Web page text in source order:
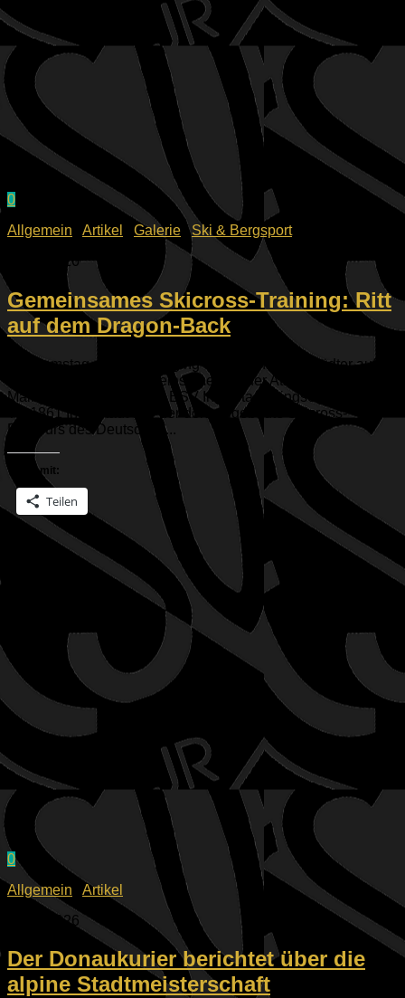
0
Allgemein
Artikel Galerie /Ski & Bergsport
13.04.2026
Gemeinsames Skicross-Training: Ritt
auf dem Dragon-Back
Am Samstag, 11.04.2026 ging es für zehn Ingolstädter auf
die Zugspitze. Das gemeinsame Ziel der Athleten des TV
Mailing-Feldkirchen, des ESV Ingolstadt-Ringsee und des
TV 1861 Ingolstadt war der dort aufgebaute Skicross-
Parcours des Deutschen...
Teilen mit:
Teilen
0
Allgemein
Artikel
06.02.2026
Der Donaukurier berichtet über die
alpine Stadtmeisterschaft